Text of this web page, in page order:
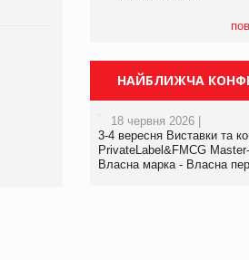
Брагина Людмила
Просування компанії на
www.trademaster.ua.
правила. Особливості.
НАЙБЛИЖЧА
18 червня 2026 |
3-4 вересня Виставки та
PrivateLabel&FMCG
Власна марка - Власна